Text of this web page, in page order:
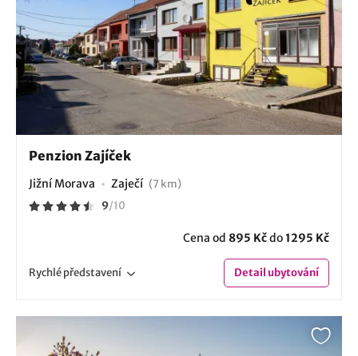
Penzion Zajíček
Jižní Morava Zaječí (7 km)
9/10
Cena od 895 Kčdo1295 Kč
Rychlépředstavení Detailubytování